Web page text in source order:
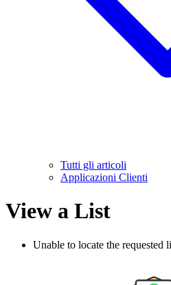
Tutti gli articoli
Applicazioni Clienti
View a List
Unable to locate the requested